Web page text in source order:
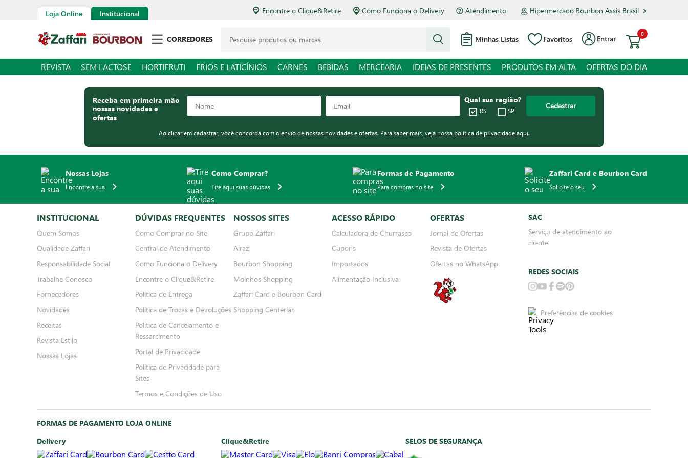
Loja Online Institucional Encontre o Clique&Retire Como Funciona o Delivery Atendimento Hipermercado Bourbon Assis Brasil
CORREDORES Minhas Listas Favoritos Entrar
0
REVISTA SEM LACTOSE HORTIFRUTI FRIOS E LATICÍNIOS CARNES BEBIDAS MERCEARIA IDEIAS DE PRESENTES PRODUTOS EM ALTA OFERTAS DO DIA
Receba em primeira mão
nossas novidades e
ofertas
Qual sua região?
RS SP
Cadastrar
Ao clicar em cadastrar, você concorda com o envio de nossas novidades e ofertas. Para saber mais, veja nossa política de privacidade aqui.
Nossas Lojas
Encontre a sua
Como Comprar?
Tire aqui suas dúvidas
Formas de Pagamento
Para compras no site
Zaffari Card e Bourbon Card
Solicite o seu
INSTITUCIONAL
Quem Somos
Qualidade Zaffari
Responsabilidade Social
Trabalhe Conosco
Fornecedores
Novidades
Receitas
Revista Estilo
Nossas Lojas
DÚVIDAS FREQUENTES
Como Comprar no Site
Central de Atendimento
Como Funciona o Delivery
Encontre o Clique&Retire
Política de Entrega
Política de Trocas e Devoluções
Política de Cancelamento e
Ressarcimento
Portal de Privacidade
Política de Privacidade para
Sites
Termos e Condições de Uso
NOSSOS SITES
Grupo Zaffari
Airaz
Bourbon Shopping
Moinhos Shopping
Zaffari Card e Bourbon Card
Shopping Centerlar
ACESSO RÁPIDO
Calculadora de Churrasco
Cupons
Importados
Alimentação Inclusiva
OFERTAS
Jornal de Ofertas
Revista de Ofertas
Ofertas no WhatsApp
SAC
Serviço de atendimento ao
cliente
REDES SOCIAIS
Preferências de cookies
FORMAS DE PAGAMENTO LOJA ONLINE
Delivery
Clique&Retire SELOS DE SEGURANÇA